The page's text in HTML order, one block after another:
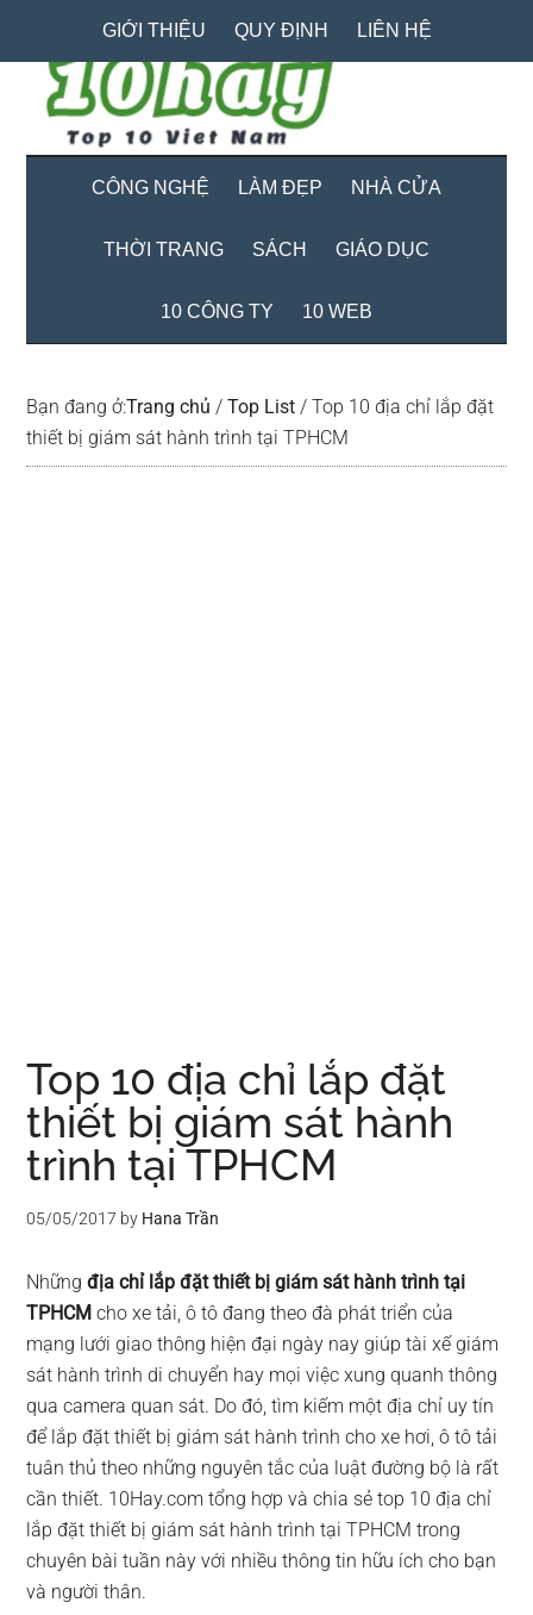
content
secondary
menu
primary
sidebar
GIỚI THIỆU QUY ĐỊNH LIÊN HỆ
CÔNG NGHỆ LÀM ĐẸP NHÀ CỬA
THỜI TRANG SÁCH GIÁO DỤC
10 CÔNG TY 10 WEB
Bạn đang ở:Trang chủ / Top List / Top 10 địa chỉ lắp đặt
thiết bị giám sát hành trình tại TPHCM
Top 10 địa chỉ lắp đặt
thiết bị giám sát hành
trình tại TPHCM
05/05/2017 by Hana Trần
Nhữngđịa chỉ lắp đặt thiết bị giám sát hành trình tại
TPHCM cho xe tải, ô tô đang theo đà phát triển của
mạng lưới giao thông hiện đại ngày nay giúp tài xế giám
sát hành trình di chuyển hay mọi việc xung quanh thông
qua camera quan sát. Do đó, tìm kiếm một địa chỉ uy tín
để lắp đặt thiết bị giám sát hành trình cho xe hơi, ô tô tải
tuân thủ theo những nguyên tắc của luật đường bộ là rất
cần thiết. 10Hay.com tổng hợp và chia sẻ top 10 địa chỉ
lắp đặt thiết bị giám sát hành trình tại TPHCM trong
chuyên bài tuần này với nhiều thông tin hữu ích cho bạn
và người thân.